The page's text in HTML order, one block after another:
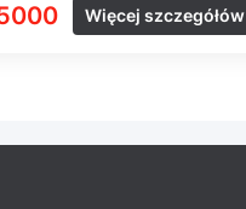
Więcej szczegółów